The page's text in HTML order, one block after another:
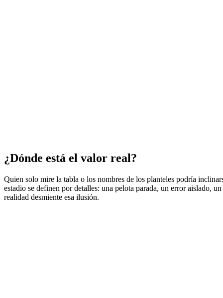
¿Dónde está el valor real?
Quien solo mire la tabla o los nombres de los planteles podría
estadio se definen por detalles: una pelota parada, un error aislado,
realidad desmiente esa ilusión.